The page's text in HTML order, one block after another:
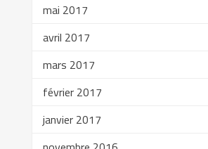
mai 2017
avril 2017
mars 2017
février 2017
janvier 2017